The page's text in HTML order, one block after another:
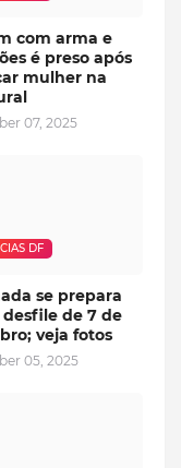
com arma e
é preso após
mulher na
07, 2025
DF
se prepara
desfile de 7 de
veja fotos
05, 2025